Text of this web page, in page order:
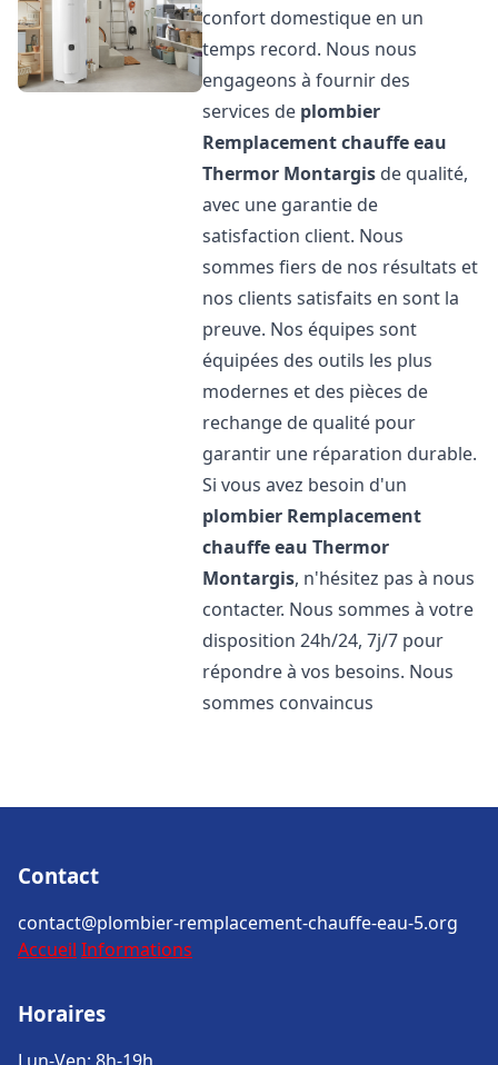
confort domestique en un
temps record. Nous nous
engageons à fournir des
services de plombier
Remplacement chauffe eau
Thermor Montargis de qualité,
avec une garantie de
satisfaction client. Nous
sommes fiers de nos résultats et
nos clients satisfaits en sont la
preuve. Nos équipes sont
équipées des outils les plus
modernes et des pièces de
rechange de qualité pour
garantir une réparation durable.
Si vous avez besoin d'un
plombier Remplacement
chauffe eau Thermor
Montargis, n'hésitez pas à nous
contacter. Nous sommes à votre
disposition 24h/24, 7j/7 pour
répondre à vos besoins. Nous
sommes convaincus
Contact
contact@plombier-remplacement-chauffe-eau-5.org
Accueil Informations
Horaires